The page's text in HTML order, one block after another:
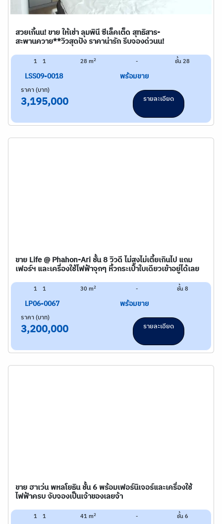
สวยเกิ้นน! ขาย ให้เช่า ลุมพินี ซีเล็คเต็ด สุทธิสาร-
สะพานควาย**วิวสุดปัง ราคาน่ารัก รีบจองด่วนน!
1 1 28 m2 - ชั้น 28
LSS09-0018 พร้อมขาย
ราคา (บาท)
3,195,000 รายละเอียด
ขาย Life @ Phahon-Ari ชั้น 8 วิวดี ไม่สูงไม่เตี้ยเกินไป แถม
เฟอร์ฯ และเครื่องใช้ไฟฟ้าจุกๆ หิ้วกระเป๋าใบเดียวเข้าอยู่ได้เลย
1 1 30 m2 - ชั้น 8
LP06-0067 พร้อมขาย
ราคา (บาท)
3,200,000 รายละเอียด
ขาย ฮาเว่น พหลโยธิน ชั้น 6 พร้อมเฟอร์นิเจอร์และเครื่องใช้
ไฟฟ้าครบ จับจองเป็นเจ้าของเลยจ้า
1 1 41 m2 - ชั้น 6